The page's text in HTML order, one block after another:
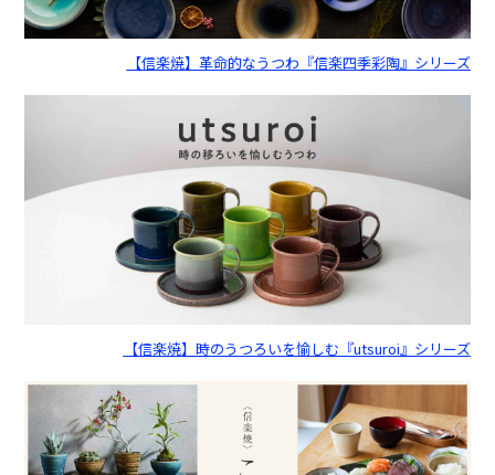
【信楽焼】革命的なうつわ『信楽四季彩陶』シリーズ
【信楽焼】時のうつろいを愉しむ『utsuroi』シリーズ